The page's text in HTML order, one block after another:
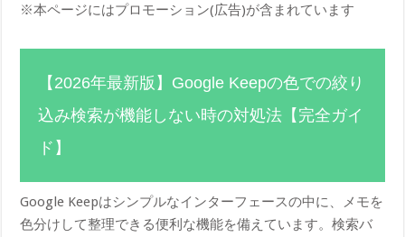
※本ページにはプロモーション(広告)が含まれています
【2026年最新版】Google Keepの色での絞り
込み検索が機能しない時の対処法【完全ガイ
ド】
Google Keepはシンプルなインターフェースの中に、メモを
色分けして整理できる便利な機能を備えています。検索バ